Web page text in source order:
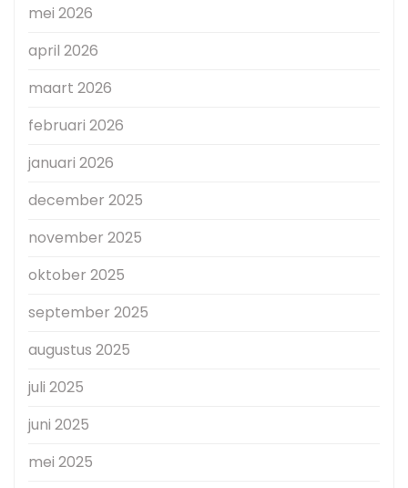
mei 2026
april 2026
maart 2026
februari 2026
januari 2026
december 2025
november 2025
oktober 2025
september 2025
augustus 2025
juli 2025
juni 2025
mei 2025